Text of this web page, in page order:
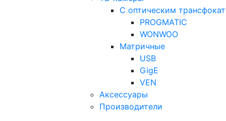
С оптическим
PROGMATIC
WONWOO
Матричные
USB
GigE
VEN
Аксессуары
Производители